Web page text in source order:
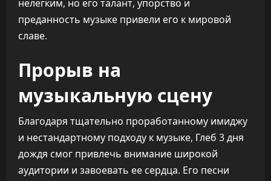
нелегким, но его талант, упорство и
преданность музыке привели его к мировой
славе.
Прорыв на
музыкальную сцену
Благодаря тщательно проработанному имиджу
и нестандартному подходу к музыке, Глеб 3 дня
дождя смог привлечь внимание широкой
аудитории и завоевать ее сердца. Его песни